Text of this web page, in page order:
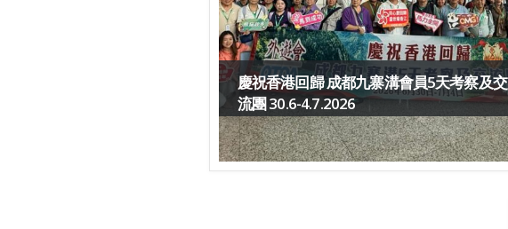
慶祝香港回歸 成都九寨溝會員5天考察及交
流團 30.6-4.7.2026